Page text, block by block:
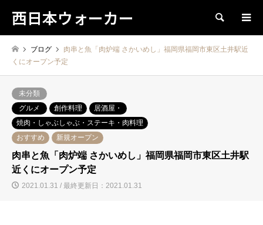
西日本ウォーカー 検索
ブログ
肉串と魚「肉炉端 さかいめし」福岡県福岡市東区土井駅近
くにオープン予定
未分類
グルメ
創作料理
居酒屋・
焼肉・しゃぶしゃぶ・ステーキ・肉料理
おすすめ
新規オープン
肉串と魚「肉炉端 さかいめし」福岡県福岡市東区土井駅
近くにオープン予定
2021.01.31 / 最終更新日：2021.01.31